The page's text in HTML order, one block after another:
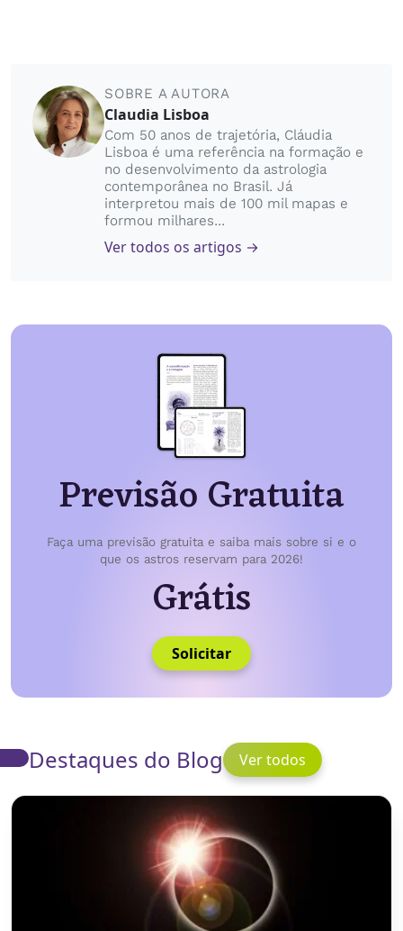
SOBRE A AUTORA
Claudia Lisboa
Com 50 anos de trajetória, Cláudia
Lisboa é uma referência na formação e
no desenvolvimento da astrologia
contemporânea no Brasil. Já
interpretou mais de 100 mil mapas e
formou milhares...
Ver todos os artigos →
Previsão Gratuita
Faça uma previsão gratuita e saiba mais sobre si e o
que os astros reservam para 2026!
Grátis
Solicitar
Destaques do Blog Ver todos